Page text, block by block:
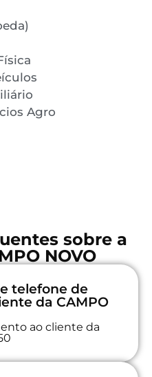
Agro
sobre a
NOVO
telefone de
da CAMPO
ao cliente da